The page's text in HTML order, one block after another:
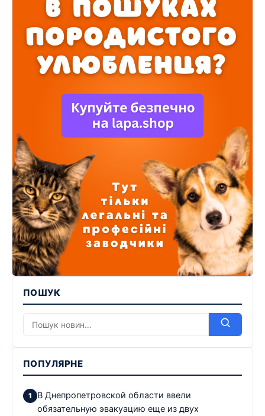
ПОШУК
ПОПУЛЯРНЕ
В Днепропетровской области ввели
обязательную эвакуацию еще из двух